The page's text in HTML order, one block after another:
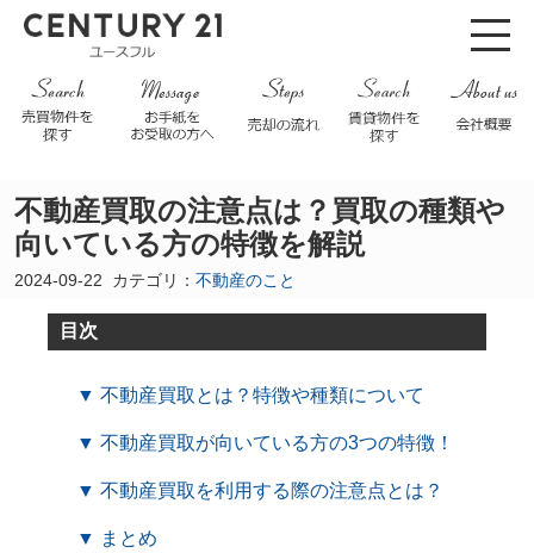
不動産買取の注意点は？買取の種類や
向いている方の特徴を解説
2024-09-22 カテゴリ： 不動産のこと
目次
▼ 不動産買取とは？特徴や種類について
▼ 不動産買取が向いている方の3つの特徴！
▼ 不動産買取を利用する際の注意点とは？
▼ まとめ